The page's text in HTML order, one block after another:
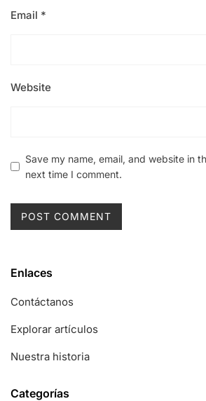
Email *
Website
Save my name, email, and website in
next time I comment.
Enlaces
Contáctanos
Explorar artículos
Nuestra historia
Categorías